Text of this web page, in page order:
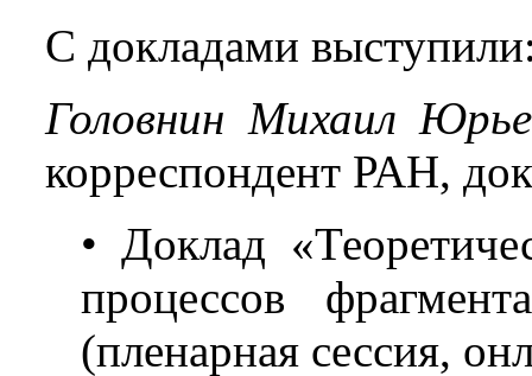
С докладами
Головнин Михаил
корреспондент РАН,
• Доклад
процессов
(пленарная сессия,